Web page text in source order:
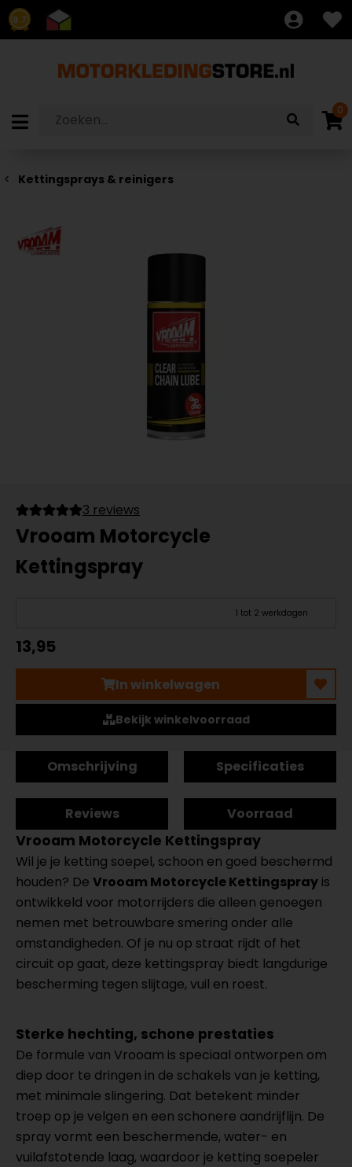
8.7
0
Kettingsprays & reinigers
3 reviews
Vrooam Motorcycle
Kettingspray
1 tot 2 werkdagen
13,95
In winkelwagen
Bekijk winkelvoorraad
Omschrijving Specificaties
Reviews Voorraad
Vrooam Motorcycle Kettingspray
Wil je je ketting soepel, schoon en goed beschermd
houden? De Vrooam Motorcycle Kettingspray is
ontwikkeld voor motorrijders die alleen genoegen
nemen met betrouwbare smering onder alle
omstandigheden. Of je nu op straat rijdt of het
circuit op gaat, deze kettingspray biedt langdurige
bescherming tegen slijtage, vuil en roest.
Sterke hechting, schone prestaties
De formule van Vrooam is speciaal ontworpen om
diep door te dringen in de schakels van je ketting,
met minimale slingering. Dat betekent minder
troep op je velgen en een schonere aandrijflijn. De
spray vormt een beschermende, water- en
vuilafstotende laag, waardoor je ketting soepeler